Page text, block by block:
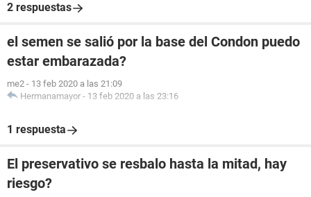
2 respuestas
el semen se salió por la base del Condon puedo
estar embarazada?
me2 - 13 feb 2020 a las 21:09
Hermanamayor - 13 feb 2020 a las 23:16
1 respuesta
El preservativo se resbalo hasta la mitad, hay
riesgo?